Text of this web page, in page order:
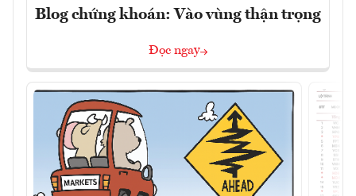
Blog chứng khoán: Vào vùng thận trọng
Đọc ngay